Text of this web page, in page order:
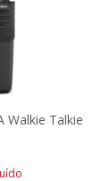
Walkie Talkie